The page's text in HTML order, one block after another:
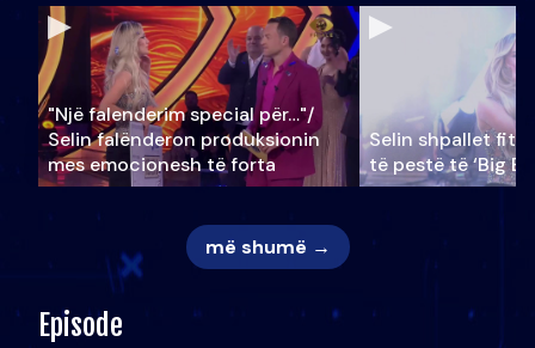
"Një falenderim special për…"/
Selin falënderon produksionin
mes emocionesh të forta
Selin shpallet
të pestë të ‘Big
më shumë →
Episode